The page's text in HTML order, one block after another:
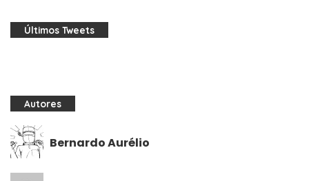
Últimos Tweets
Autores
Bernardo Aurélio